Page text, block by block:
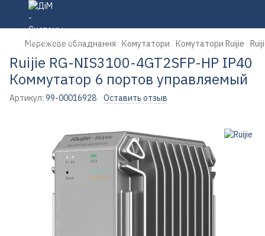
Мережеве обладнання Комутатори Комутатори Ruijie
Ruijie RG-NIS3100-4GT2SFP-HP IP40
Коммутатор 6 портов управляемый
Артикул: 99-00016928 Оставить отзыв